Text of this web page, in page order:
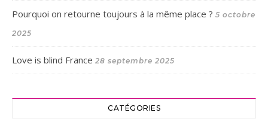
Pourquoi on retourne toujours à la même place ? 5 octobre
2025
Love is blind France 28 septembre 2025
CATÉGORIES